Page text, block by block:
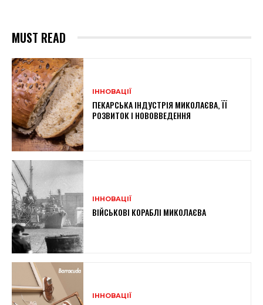
MUST READ
ІННОВАЦІЇ
ПЕКАРСЬКА ІНДУСТРІЯ МИКОЛАЄВА, ЇЇ
РОЗВИТОК І НОВОВВЕДЕННЯ
ІННОВАЦІЇ
ВІЙСЬКОВІ КОРАБЛІ МИКОЛАЄВА
ІННОВАЦІЇ